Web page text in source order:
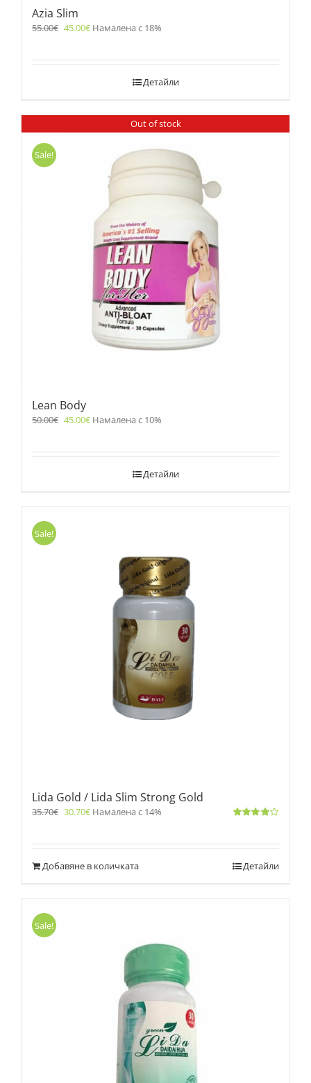
Azia Slim
55.00€ 45.00€ Намалена с 18%
Детайли
Out of stock
Sale!
Lean Body
50.00€ 45.00€ Намалена с 10%
Детайли
Sale!
Lida Gold / Lida Slim Strong Gold
35.70€ 30.70€ Намалена с 14%
Добавяне в количката Детайли
Sale!